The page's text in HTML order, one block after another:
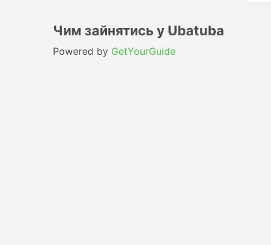
Чим зайнятись у Ubatuba
Powered by GetYourGuide